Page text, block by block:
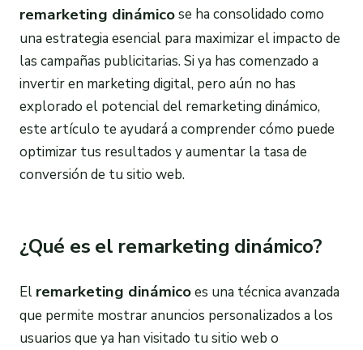
remarketing dinámicose ha consolidado como
una estrategia esencial para maximizar el impacto de
las campañas publicitarias. Si ya has comenzado a
invertir en marketing digital, pero aún no has
explorado el potencial del remarketing dinámico,
este artículo te ayudará a comprender cómo puede
optimizar tus resultados y aumentar la tasa de
conversión de tu sitio web.
¿Qué es el remarketing dinámico?
El remarketing dinámicoes una técnica avanzada
que permite mostrar anuncios personalizados a los
usuarios que ya han visitado tu sitio web o